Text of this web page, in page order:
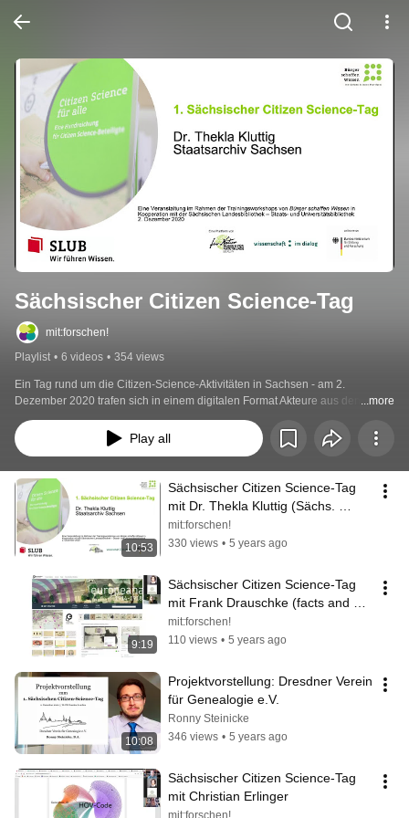
Sächsischer Citizen Science-Tag
mit:forschen!
Playlist • 6 videos • 354 views
Ein Tag rund um die Citizen-Science-Aktivitäten in Sachsen - am 2.
Dezember 2020 trafen sich in einem digitalen Format Akteure aus den
unterschiedlichsten Bereichen, um regionale Projekte vorzustellen und in
den Austausch mit Interessierten zu kommen. Der Schwerpunkt lag in der
Entwicklung von Strategien, um Citizen Science auf regionaler Ebene zu
...more
Play all
10:53
Sächsischer Citizen Science-Tag
mit Dr. Thekla Kluttig (Sächs.
Staatsarchiv - Staatsarchiv Leipzig)
mit:forschen!
330 views • 5 years ago
9:19
Sächsischer Citizen Science-Tag
mit Frank Drauschke (facts and
files)
mit:forschen!
110 views • 5 years ago
10:08
Projektvorstellung: Dresdner Verein
für Genealogie e.V.
Ronny Steinicke
346 views • 5 years ago
Sächsischer Citizen Science-Tag
mit Christian Erlinger
mit:forschen!